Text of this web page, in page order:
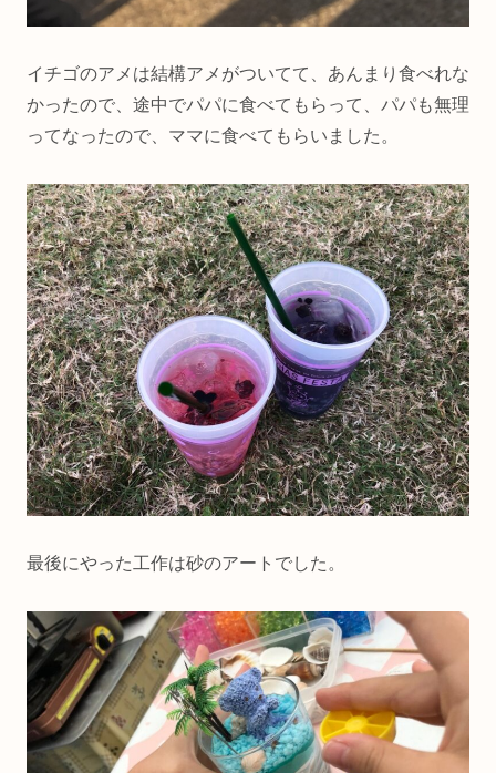
イチゴのアメは結構アメがついてて、あんまり食べれな
かったので、途中でパパに食べてもらって、パパも無理
ってなったので、ママに食べてもらいました。
最後にやった工作は砂のアートでした。